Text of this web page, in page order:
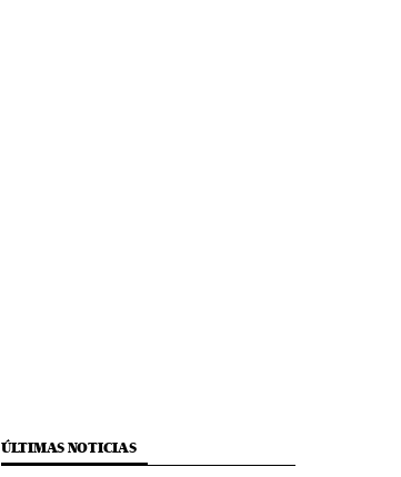
ÚLTIMAS NOTICIAS